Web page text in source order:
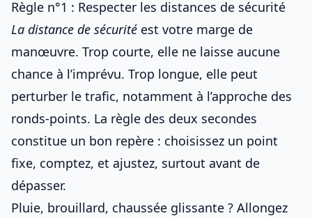
Règle n°1 : Respecter les distances de sécurité
La distance de sécurité est votre marge de
manœuvre. Trop courte, elle ne laisse aucune
chance à l’imprévu. Trop longue, elle peut
perturber le trafic, notamment à l’approche des
ronds-points. La règle des deux secondes
constitue un bon repère : choisissez un point
fixe, comptez, et ajustez, surtout avant de
dépasser.
Pluie, brouillard, chaussée glissante ? Allongez